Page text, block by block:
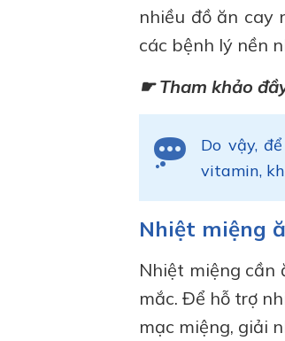
nhiều đồ ăn cay
các bệnh lý nền
☛ Tham khảo
Do vậy,
vitamin,
Nhiệt miệng
Nhiệt miệng cần
mắc. Để hỗ trợ
mạc miệng, giải